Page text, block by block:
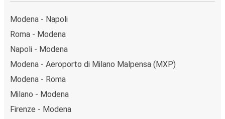
Modena - Napoli
Roma - Modena
Napoli - Modena
Modena - Aeroporto di Milano Malpensa (MXP)
Modena - Roma
Milano - Modena
Firenze - Modena